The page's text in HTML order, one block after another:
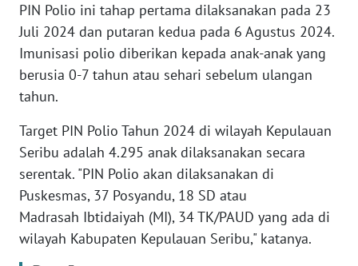
PIN Polio ini tahap pertama dilaksanakan pada 23
Juli 2024 dan putaran kedua pada 6 Agustus 2024.
Imunisasi polio diberikan kepada anak-anak yang
berusia 0-7 tahun atau sehari sebelum ulangan
tahun.
Target PIN Polio Tahun 2024 di wilayah Kepulauan
Seribu adalah 4.295 anak dilaksanakan secara
serentak. "PIN Polio akan dilaksanakan di
Puskesmas, 37 Posyandu, 18 SD atau
Madrasah Ibtidaiyah (MI), 34 TK/PAUD yang ada di
wilayah Kabupaten Kepulauan Seribu," katanya.
WN
SERAMBI
WN
JAMBI
WN
SULTRA
WN
NTB